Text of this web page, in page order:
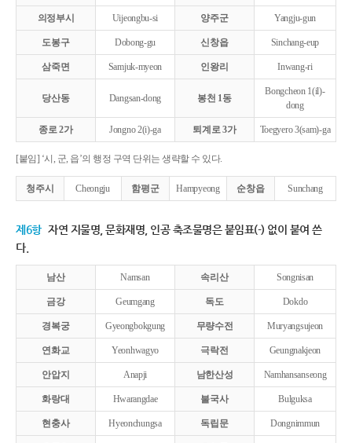
의정부시 Uijeongbu-si 양주군 Yangju-gun
도봉구 Dobong-gu 신창읍 Sinchang-eup
삼죽면 Samjuk-myeon 인왕리 Inwang-ri
당산동 Dangsan-dong 봉천 1동
Bongcheon 1(il)-
dong
종로 2가 Jongno 2(i)-ga 퇴계로 3가 Toegyero 3(sam)-ga
[붙임] ‘시, 군, 읍’의 행정 구역 단위는 생략할 수 있다.
청주시 Cheongju 함평군 Hampyeong 순창읍 Sunchang
제6항 자연 지물명, 문화재명, 인공 축조물명은 붙임표(-) 없이 붙여 쓴
다.
남산 Namsan 속리산 Songnisan
금강 Geumgang 독도 Dokdo
경복궁 Gyeongbokgung 무량수전 Muryangsujeon
연화교 Yeonhwagyo 극락전 Geungnakjeon
안압지 Anapji 남한산성 Namhansanseong
화랑대 Hwarangdae 불국사 Bulguksa
현충사 Hyeonchungsa 독립문 Dongnimmun